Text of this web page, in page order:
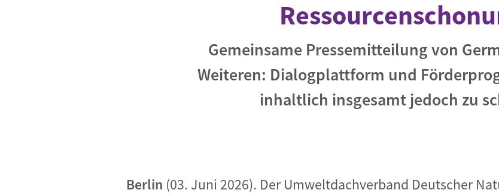
Sustainable Finance
Unternehmensverantwortung
Begegnung und Dialog
Bildungsmaterialien
Zukunftsfähige Digitalisierung
Klima- und Umweltklagen
Gemeinsame Pressemitteilung von
Weiteren: Dialogplattform und
inhaltlich insgesamt jedoch zu
Berlin (03. Juni 2026). Der Umweltdachverband Deutscher